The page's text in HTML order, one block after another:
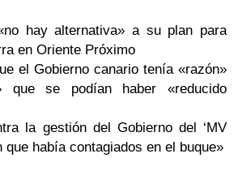
hay alternativa» a su plan para
en Oriente Próximo
el Gobierno canario tenía «razón»
que se podían haber «reducido
la gestión del Gobierno del ‘MV
que había contagiados en el buque»